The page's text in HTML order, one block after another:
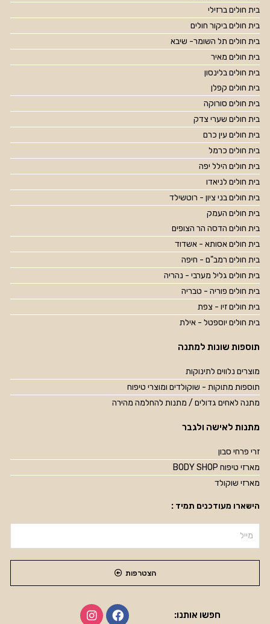
בית חולים ברזילי
בית חולים ביקור חולים
בית חולים תל השומר- שיבא
בית חולים מאיר
בית חולים בלינסון
בית חולים קפלן
בית חולים סורוקה
בית חולים שערי צדק
בית חולים עין כרם
בית חולים כרמל
בית חולים הילל יפה
בית חולים לניאדו
בית חולים בני ציון - רוטשילד
בית חולים העמק
בית חולים הדסה הר הצופים
בית חולים אסותא - אשדוד
בית חולים רמב"ם - חיפה
בית חולים גליל מערבי - נהריה
בית חולים פוריה - טבריה
בית חולים זיו - צפת
בית חולים יוספטל - אילת
תוספות שונות למתנה
מוצרים נלווים לתינוקות
תוספות מתוקות - שוקולדים ומוצרי טיפוח
מתנה לאחים גדולים / מתנות להחלמה מהירה
מתנות לאישה ולגבר
זרי פרחי סבון
מארזי טיפוח BODY SHOP
מארזי שוקולד
הישארו מעודכנים תמיד :
הצטרפות
חפשו אותנו: